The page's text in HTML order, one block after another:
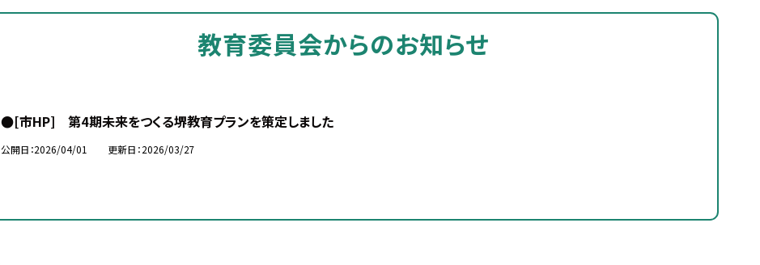
教育委員会からのお知らせ
●[市HP] 第4期未来をつくる堺教育プランを策定しました
公開日 2026/04/01 更新日 2026/03/27